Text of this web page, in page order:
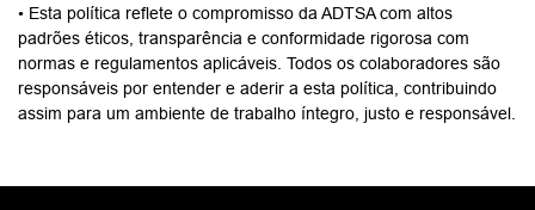
• Esta política reflete o compromisso da ADTSA com altos
padrões éticos, transparência e conformidade rigorosa com
normas e regulamentos aplicáveis. Todos os colaboradores são
responsáveis por entender e aderir a esta política, contribuindo
assim para um ambiente de trabalho íntegro, justo e responsável.